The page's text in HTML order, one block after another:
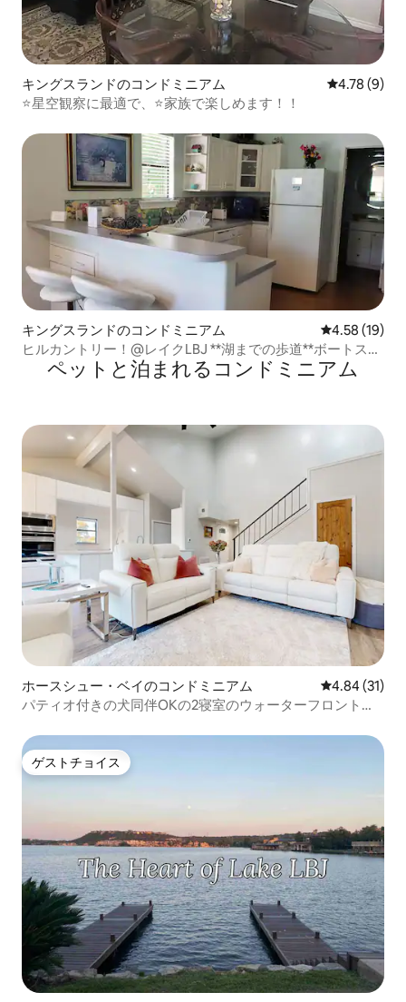
キングスランドのコンドミニアム レビュー9
4.78 (9)
⭐星空観察に最適で、⭐家族で楽しめます！！
キングスランドのコンドミニアム レビュー19
4.58 (19)
ヒルカントリー！@レイクLBJ **湖までの歩道**ボートスリ
ップ付き
ペットと泊まれるコンドミニアム
ホースシュー・ベイのコンドミニアム レビュー31
4.84 (31)
パティオ付きの犬同伴OKの2寝室のウォーターフロントの
ゲストチョイス
ゲストチョイス